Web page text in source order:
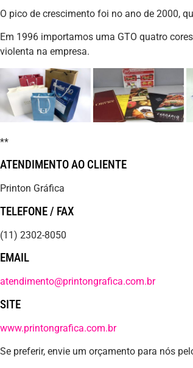
O pico de crescimento foi no ano de 2000,
Em 1996 importamos uma GTO quatro
violenta na empresa.
**
ATENDIMENTO AO CLIENTE
Printon Gráfica
TELEFONE / FAX
(11) 2302-8050
EMAIL
atendimento@printongrafica.com.br
SITE
www.printongrafica.com.br
Se preferir, envie um orçamento para nós